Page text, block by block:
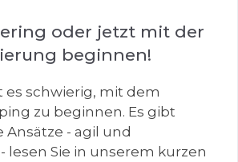
oder jetzt mit der
beginnen!
es schwierig, mit dem
zu beginnen. Es gibt
Ansätze - agil und
lesen Sie in unserem kurzen